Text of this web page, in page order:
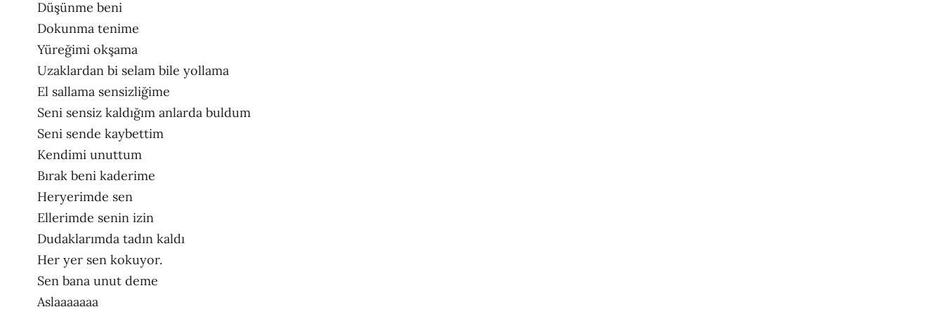
Düşünme beni
Dokunma tenime
Yüreğimi okşama
Uzaklardan bi selam bile yollama
El sallama sensizliğime
Seni sensiz kaldığım anlarda buldum
Seni sende kaybettim
Kendimi unuttum
Bırak beni kaderime
Heryerimde sen
Ellerimde senin izin
Dudaklarımda tadın kaldı
Her yer sen kokuyor.
Sen bana unut deme
Aslaaaaaaa